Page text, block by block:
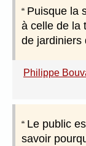
Puisque la
à celle de la
de jardiniers
Philippe
Le public
savoir